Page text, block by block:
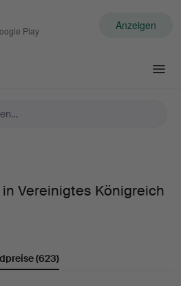
Play Anzeigen
Vereinigtes Königreich
(623)